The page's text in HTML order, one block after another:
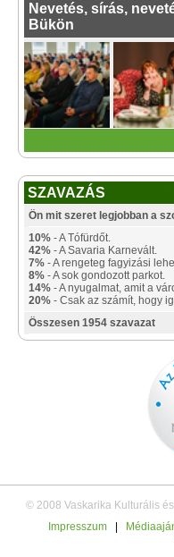
Nevetés, sírás,
Bükön
SZAVAZÁS
Ön mit szeret legjobban a
10% - A Tófürdőt.
42% - A Savaria Karnevált.
7% - A rengeteg fagyizási
8% - A sok gondozott parkot.
14% - A nyugalmat, amit a
20% - Csak az számít, hogy
Összesen 1954 szavazat
© 2008 Vaskarika Kulturális
Impresszum